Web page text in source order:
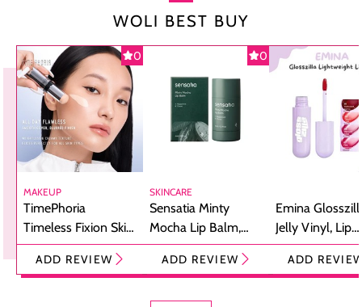
WOLI BEST BUY
0
MAKEUP
TimePhoria
Timeless Fixion Skin
Tint Stick,
Foundation dan
ADD REVIEW
0
SKINCARE
Sensatia Minty
Mocha Lip Balm,
Pelembap Bibir
dengan Aroma
ADD REVIEW
Emina
Jelly Vinyl, Lip
Cream Glossy
Ringan
ADD